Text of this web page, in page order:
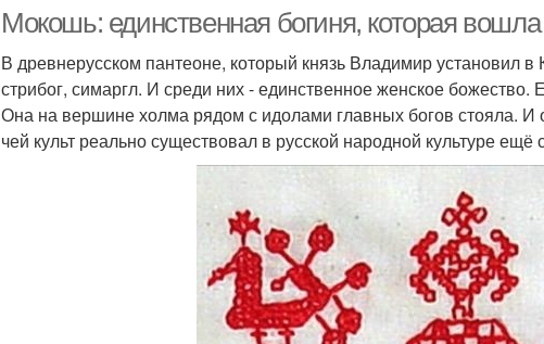
Мокошь: единственная богиня, которая
В древнерусском пантеоне, который князь Владимир установил
стрибог, симаргл. И среди них - единственное женское
Она на вершине холма рядом с идолами главных богов стояла. И
чей культ реально существовал в русской народной культуре ещё